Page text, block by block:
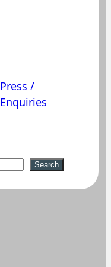
Press /
Enquiries
Search